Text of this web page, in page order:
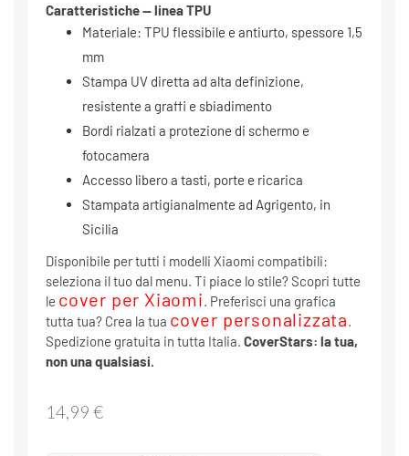
Caratteristiche — linea TPU
Materiale: TPU flessibile e antiurto, spessore 1,5
mm
Stampa UV diretta ad alta definizione,
resistente a graffi e sbiadimento
Bordi rialzati a protezione di schermo e
fotocamera
Accesso libero a tasti, porte e ricarica
Stampata artigianalmente ad Agrigento, in
Sicilia
Disponibile per tutti i modelli Xiaomi compatibili:
seleziona il tuo dal menu. Ti piace lo stile? Scopri tutte
le cover per Xiaomi. Preferisci una grafica
tutta tua? Crea la tua cover personalizzata.
Spedizione gratuita in tutta Italia. CoverStars: la tua,
non una qualsiasi.
14,99 €